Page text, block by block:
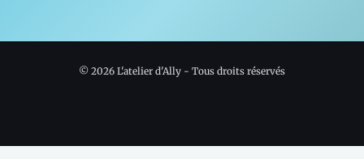
© 2026 L'atelier d'Ally - Tous droits réservés